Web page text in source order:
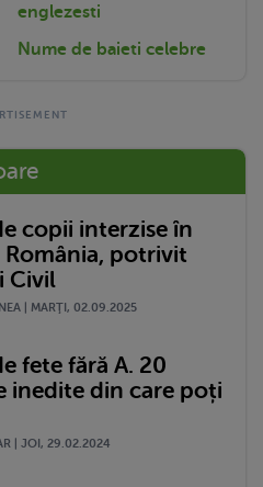
englezesti
Nume de baieti celebre
copii interzise în
România, potrivit
Civil
| MARŢI, 02.09.2025
fete fără A. 20
inedite din care poți
| JOI, 29.02.2024